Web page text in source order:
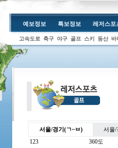
예보정보 특보정보 레저스포
고속도로 축구 야구 골프 스키 등산 바
서울/경기(ㄱ~ㅂ)
서울/
123
360도